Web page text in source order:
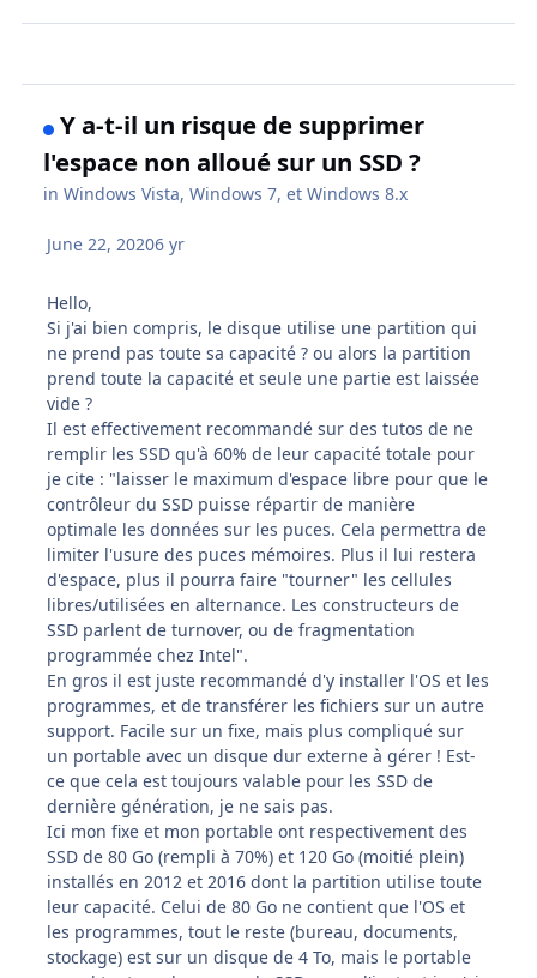
Y a-t-il un risque de supprimer
l'espace non alloué sur un SSD ?
inWindows Vista, Windows 7, et Windows 8.x
June 22, 20206 yr
Hello,
Si j'ai bien compris, le disque utilise une partition qui
ne prend pas toute sa capacité ? ou alors la partition
prend toute la capacité et seule une partie est laissée
vide ?
Il est effectivement recommandé sur des tutos de ne
remplir les SSD qu'à 60% de leur capacité totale pour
je cite : "laisser le maximum d'espace libre pour que le
contrôleur du SSD puisse répartir de manière
optimale les données sur les puces. Cela permettra de
limiter l'usure des puces mémoires. Plus il lui restera
d'espace, plus il pourra faire "tourner" les cellules
libres/utilisées en alternance. Les constructeurs de
SSD parlent de turnover, ou de fragmentation
programmée chez Intel".
En gros il est juste recommandé d'y installer l'OS et les
programmes, et de transférer les fichiers sur un autre
support. Facile sur un fixe, mais plus compliqué sur
un portable avec un disque dur externe à gérer ! Est-
ce que cela est toujours valable pour les SSD de
dernière génération, je ne sais pas.
Ici mon fixe et mon portable ont respectivement des
SSD de 80 Go (rempli à 70%) et 120 Go (moitié plein)
installés en 2012 et 2016 dont la partition utilise toute
leur capacité. Celui de 80 Go ne contient que l'OS et
les programmes, tout le reste (bureau, documents,
stockage) est sur un disque de 4 To, mais le portable